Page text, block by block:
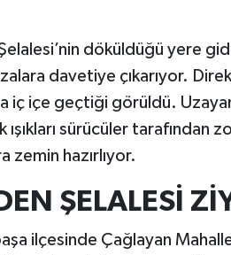
döküldüğü yere
davetiye çıkarıyor.
iç içe geçtiği görüldü.
ışıkları sürücüler tarafından
zemin hazırlıyor.
ŞELALESİ
ilçesinde Çağlayan